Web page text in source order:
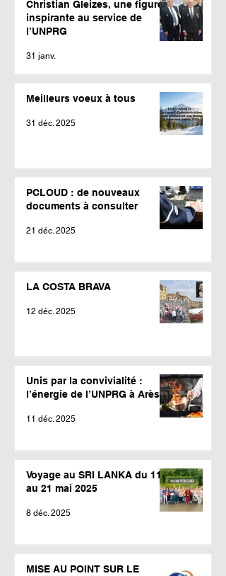
Christian Gleizes, une figure
inspirante au service de
l’UNPRG
31 janv.
Meilleurs voeux à tous
31 déc. 2025
PCLOUD : de nouveaux
documents à consulter
21 déc. 2025
LA COSTA BRAVA
12 déc. 2025
Unis par la convivialité :
l’énergie de l’UNPRG à Arès !
11 déc. 2025
Voyage au SRI LANKA du 11
au 21 mai 2025
8 déc. 2025
MISE AU POINT SUR LE